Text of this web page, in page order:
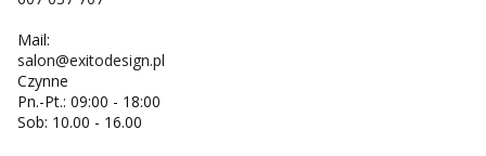
Mail:
salon@exitodesign.pl
Czynne
Pn.-Pt.: 09:00 - 18:00
Sob: 10.00 - 16.00